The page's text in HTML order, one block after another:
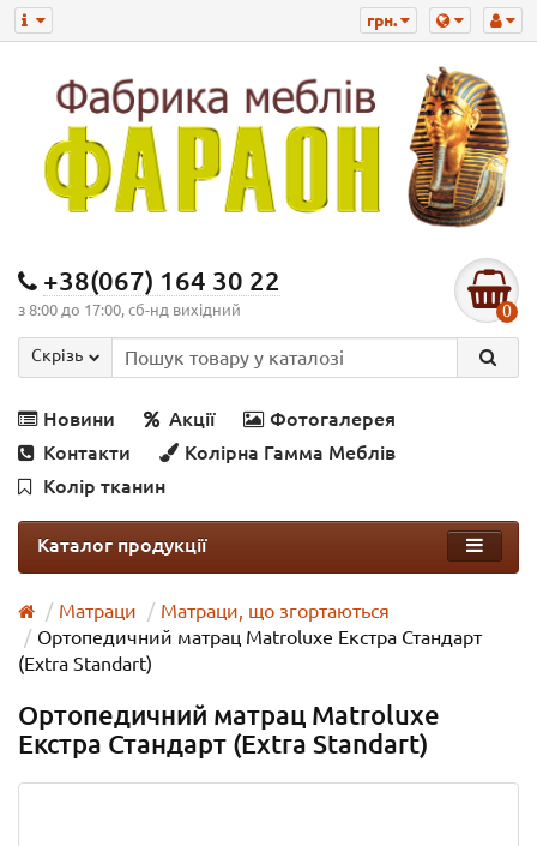
грн.
+38(067) 164 30 22
з 8:00 до 17:00, сб-нд вихідний 0
Скрізь
Новини Акції
Фотогалерея
Контакти
Колірна Гамма Меблів
Колір тканин
Каталог продукції
Матраци
Матраци, що згортаються
Ортопедичний матрац Matroluxe Екстра Стандарт
(Extra Standart)
Ортопедичний матрац Matroluxe
Екстра Стандарт (Extra Standart)